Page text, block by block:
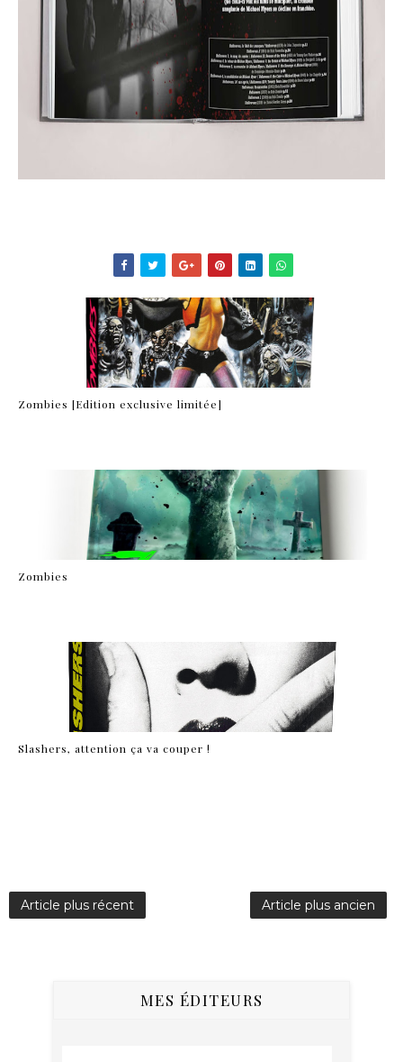
Zombies [Edition exclusive limitée]
Zombies
Slashers, attention ça va couper !
Article plus récent Article plus ancien
MES ÉDITEURS